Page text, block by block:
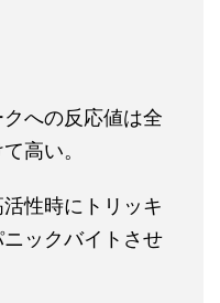
への反応値は全
高い。
性時にトリッキ
ックバイトさせ